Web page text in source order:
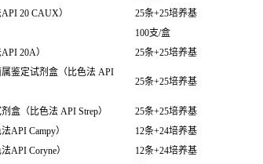
20 CAUX）
25条+25培养基
100支/盒
20A） 25条+25培养基
鉴定试剂盒（比色法 API
25条+25培养基
盒（比色法 API Strep）
25条+25培养基
API Campy）
12条+24培养基
API Coryne）
12条+24培养基